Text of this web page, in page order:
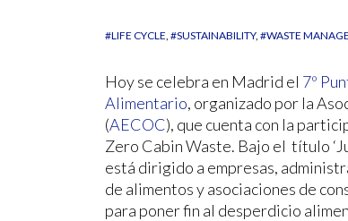
#LIFE CYCLE #SUSTAINABILITY #WASTE
Hoy se celebra en Madrid el 7º
Alimentario, organizado por la
(AECOC), que cuenta con la
Zero Cabin Waste. Bajo el título
está dirigido a empresas,
de alimentos y asociaciones de
para poner fin al desperdicio